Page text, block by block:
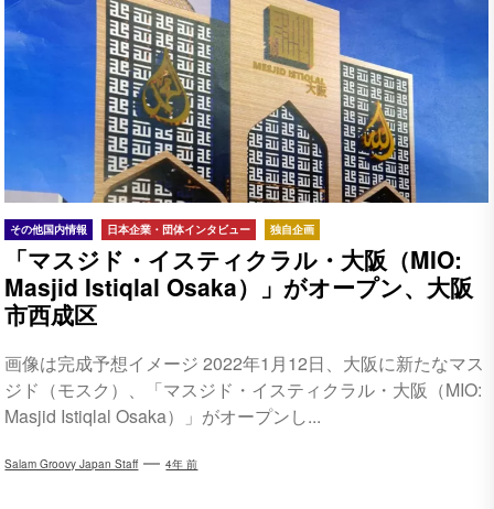
その他国内情報 日本企業・団体インタビュー 独自企画
「マスジド・イスティクラル・大阪（MIO:
Masjid Istiqlal Osaka）」がオープン、大阪
市西成区
画像は完成予想イメージ 2022年1月12日、大阪に新たなマス
ジド（モスク）、「マスジド・イスティクラル・大阪（MIO:
Masjid Istiqlal Osaka）」がオープンし...
Salam Groovy Japan Staff 4年 前